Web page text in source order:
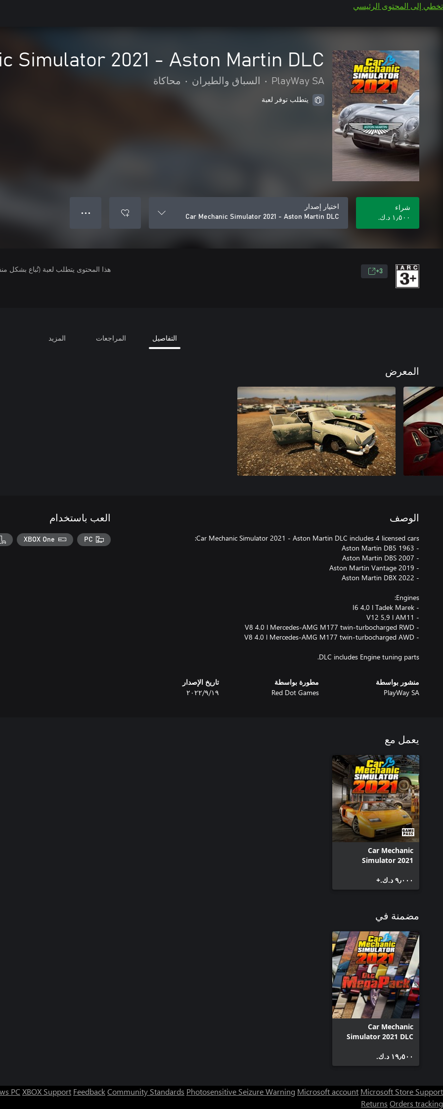
تخطي إلى المحتوى الرئيسي
Simulator 2021 - Aston Martin DLC
PlayWay SA
• السباق والطيران • محاكاة
يتطلب توفر لعبة
شراء
١٫٥٠٠ د.ك.‏
اختيار إصدار
Car Mechanic Simulator 2021 - Aston Martin DLC
● ● ●
3+ هذا المحتوى يتطلب لعبة (تُباع بشكل
التفاصيل المراجعات المزيد
المعرض
الوصف
DLC includes Engine tuning parts.
منشور بواسطة
PlayWay SA
مطورة بواسطة
Red Dot Games
تاريخ الإصدار
١٩‏/٩‏/٢٠٢٢
العب باستخدام
PC
XBOX One
يعمل مع
Car Mechanic
Simulator 2021
٩٫٠٠٠ د.ك.‏+
مضمنة في
Car Mechanic
Simulator 2021 DLC
١٩٫٥٠٠ د.ك.‏
PC XBOX Support FeedbackCommunity Standards Photosensitive Seizure Warning Microsoft account Microsoft Store Support
Returns Orders tracking